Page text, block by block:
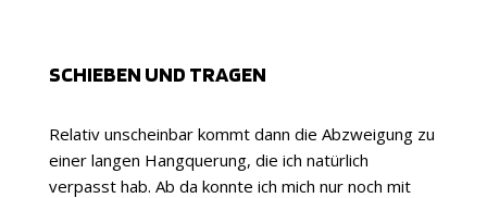
SCHIEBEN UND TRAGEN
Relativ unscheinbar kommt dann die Abzweigung zu
einer langen Hangquerung, die ich natürlich
verpasst hab. Ab da konnte ich mich nur noch mit